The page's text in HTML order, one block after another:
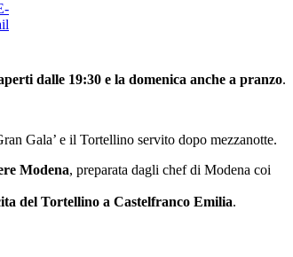
dalle 19:30 e la domenica anche a pranzo.
Gala’ e il Tortellino servito dopo mezzanotte.
Modena, preparata dagli chef di Modena coi
del Tortellino a Castelfranco Emilia.